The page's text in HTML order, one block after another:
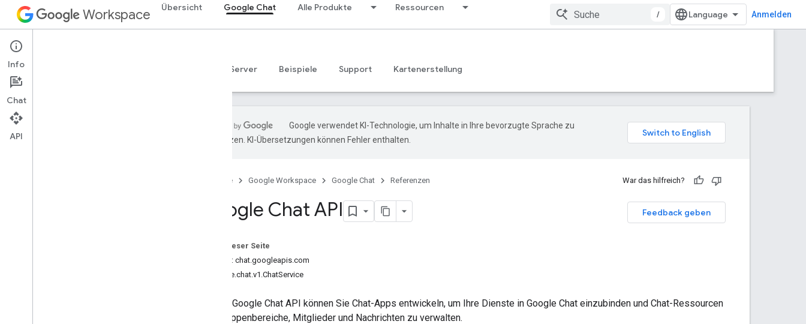
Workspace Übersicht Google Chat Alle Produkte Ressourcen
/ Anmelden
Google Chat
Übersicht MCP-Server Beispiele Support Kartenerstellung
Google verwendet KI-Technologie, um Inhalte in Ihre bevorzugte Sprache zu
übersetzen. KI-Übersetzungen können Fehler enthalten.
Startseite Google Workspace Google Chat Referenzen War das hilfreich?
Feedback geben
Google Chat API
Auf dieser Seite
Dienst: chat.googleapis.com
google.chat.v1.ChatService
Mit der Google Chat API können Sie Chat-Apps entwickeln, um Ihre Dienste in Google Chat einzubinden und Chat-Ressourcen
wie Gruppenbereiche, Mitglieder und Nachrichten zu verwalten.
Info
Chat
API